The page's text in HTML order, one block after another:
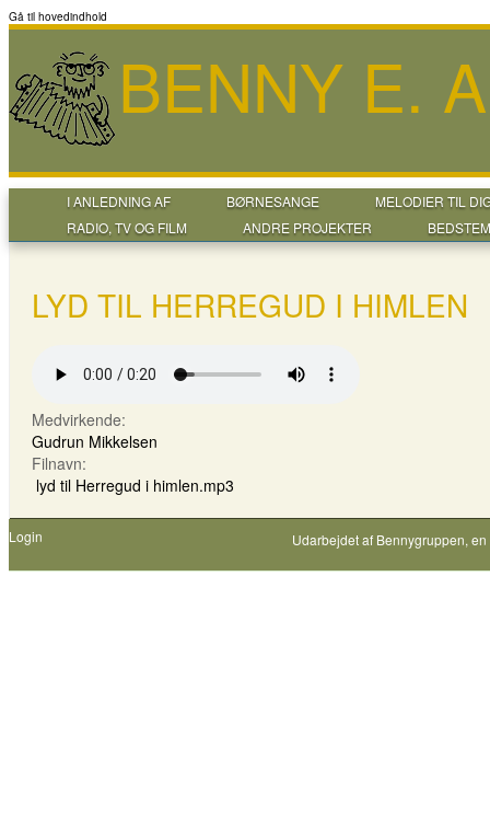
Gå til hovedindhold
BENNY E.
I ANLEDNING AF BØRNESANGE
MELODIER TIL
RADIO, TV OG FILM
ANDRE PROJEKTER
LYD TIL HERREGUD I HIMLEN
Medvirkende:
Gudrun Mikkelsen
Filnavn:
lyd til Herregud i himlen.mp3
Login Udarbejdet af Bennygruppen,